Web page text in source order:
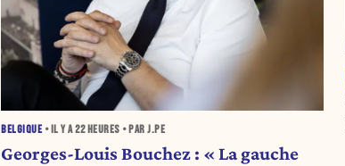
BELGIQUE • IL Y A22 HEURES • PAR J.PE
Georges-Louis Bouchez : « La gauche